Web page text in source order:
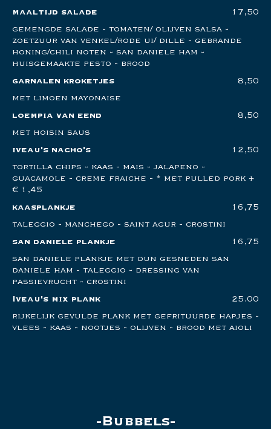
maaltijd salade
17,50
gemengde salade - tomaten/ olijven salsa -
zoetzuur van venkel/rode ui/ dille - gebrande
honing/chili noten - san daniele ham -
huisgemaakte pesto - brood
garnalen kroketjes
8,50
met limoen mayonaise
loempia van eend
8,50
met hoisin saus
iveau's nacho's
12,50
tortilla chips - kaas - mais - jalapeno -
guacamole - creme fraiche - * met pulled pork +
€ 1,45
kaasplankje
16,75
taleggio - manchego - saint agur - crostini
san daniele plankje
16,75
san daniele plankje met dun gesneden san
daniele ham - taleggio - dressing van
passievrucht - crostini
Iveau's mix plank
25.00
rijkelijk gevulde plank met gefrituurde hapjes -
vlees - kaas - nootjes - olijven - brood met aioli
Bubbels